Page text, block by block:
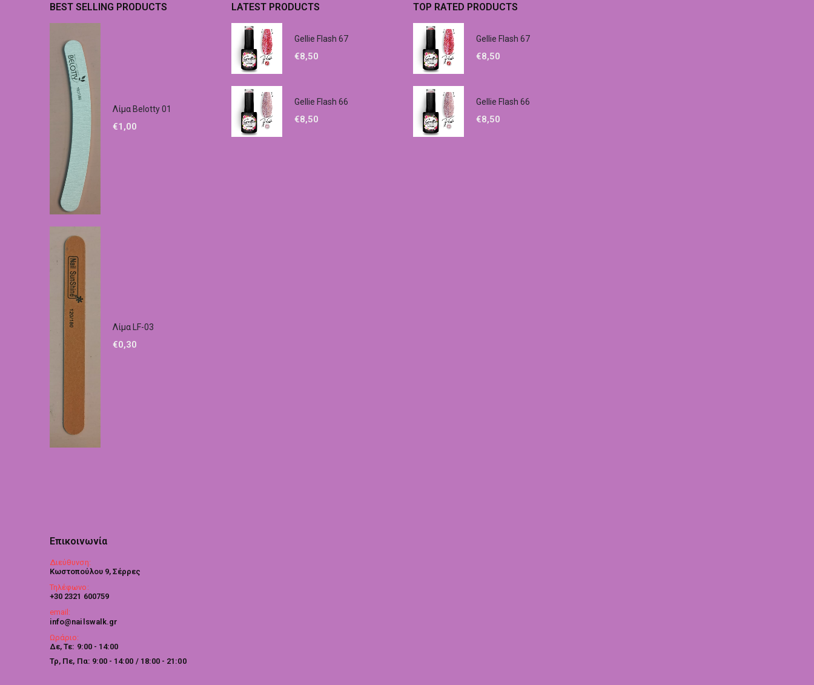
BEST SELLING PRODUCTS
Λίμα Belotty 01
€1,00
Λίμα LF-03
€0,30
LATEST PRODUCTS
Gellie Flash 67
€8,50
Gellie Flash 66
€8,50
TOP RATED PRODUCTS
Gellie Flash 67
€8,50
Gellie Flash 66
€8,50
Επικοινωνία
Διεύθυνση:
Κωστοπούλου 9, Σέρρες
Τηλέφωνο:
+30 2321 600759
email:
info@nailswalk.gr
Ωράριο:
Δε, Τε: 9:00 - 14:00
Τρ, Πε, Πα: 9:00 - 14:00 / 18:00 - 21:00